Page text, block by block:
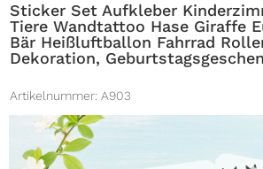
Sticker Set Aufkleber
Tiere Wandtattoo Hase Giraffe
Bär Heißluftballon Fahrrad
Dekoration,
Artikelnummer: A903